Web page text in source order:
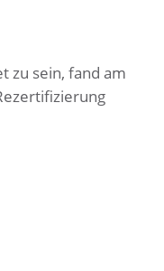
zu sein, fand am